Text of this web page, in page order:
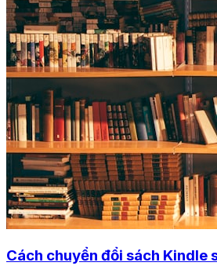
Cách chuyển đổi sách Kindle